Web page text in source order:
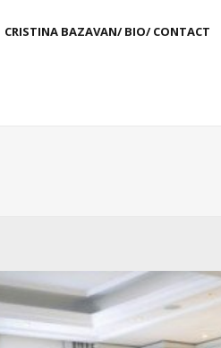
CRISTINA BAZAVAN/ BIO/ CONTACT